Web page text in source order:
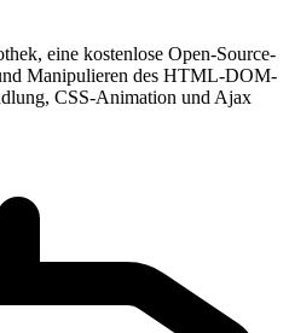
eine kostenlose Open-Source-
Manipulieren des HTML-DOM-
CSS-Animation und Ajax